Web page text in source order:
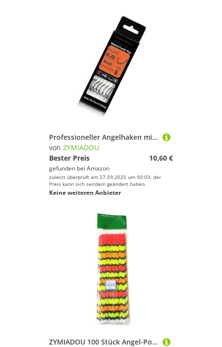
Professioneller Angelhaken mit Widerhaken, glatte polierte Oberflächen, erhöht die Haltbarkeit für Outdoor-Angelausflüge, organisierte Angelhaken-Aufbewahrungsbox
von ZYMIADOU
Bester Preis
10,60 €
gefunden bei Amazon
zuletzt überprüft am 27.09.2025 um 00:03; der
Preis kann sich seitdem geändert haben.
Keine weiteren Anbieter
ZYMIADOU 100 Stück Angel-Posen mit hohlem Schwanz, auffälliges Werkzeug, Angeln